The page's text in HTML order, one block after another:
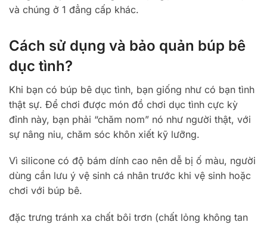
và chúng ở 1 đẳng cấp khác.
Cách sử dụng và bảo quản búp bê
dục tình?
Khi bạn có búp bê dục tình, bạn giống như có bạn tình
thật sự. Để chơi được món đồ chơi dục tình cực kỳ
đỉnh này, bạn phải “chăm nom” nó như người thật, với
sự nâng niu, chăm sóc khôn xiết kỹ lưỡng.
Vì silicone có độ bám dính cao nên dễ bị ố màu, người
dùng cần lưu ý vệ sinh cá nhân trước khi vệ sinh hoặc
chơi với búp bê.
đặc trưng tránh xa chất bôi trơn (chất lỏng không tan